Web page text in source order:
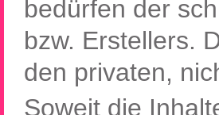
bedürfen der
bzw. Erstellers.
den privaten,
Soweit die